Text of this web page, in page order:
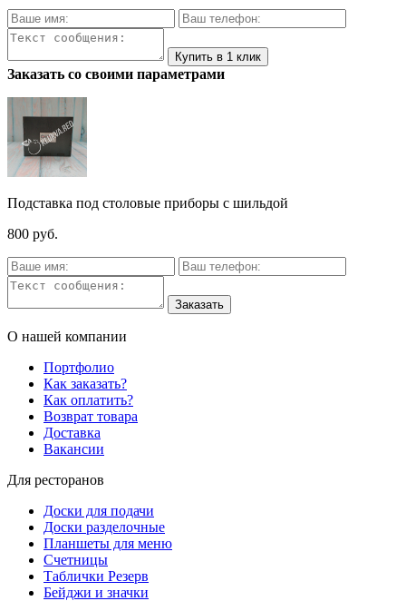
Заказать со своими параметрами
Подставка под столовые приборы с шильдой
800 руб.
О нашей компании
Портфолио
Как заказать?
Как оплатить?
Возврат товара
Доставка
Вакансии
Для ресторанов
Доски для подачи
Доски разделочные
Планшеты для меню
Счетницы
Таблички Резерв
Бейджи и значки